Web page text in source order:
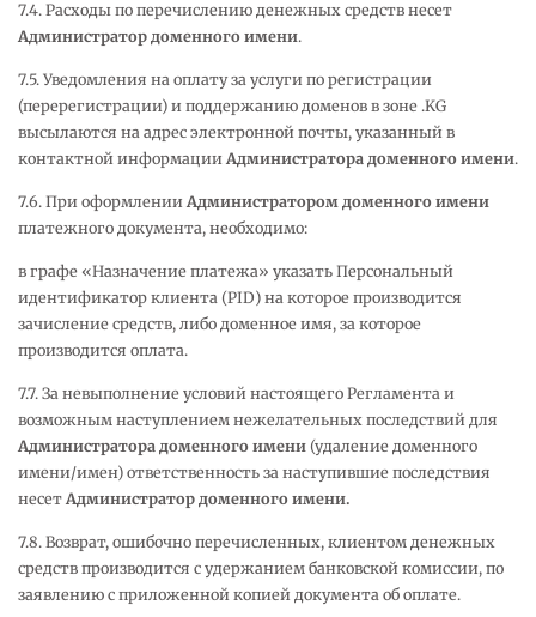
7.4. Расходы по перечислению денежных средств несет
Администратор доменного имени.
7.5. Уведомления на оплату за услуги по регистрации
(перерегистрации) и поддержанию доменов в зоне .KG
высылаются на адрес электронной почты, указанный в
контактной информации Администратора доменного имени.
7.6. При оформлении Администратором доменного имени
платежного документа, необходимо:
в графе «Назначение платежа» указать Персональный
идентификатор клиента (PID) на которое производится
зачисление средств, либо доменное имя, за которое
производится оплата.
7.7. За невыполнение условий настоящего Регламента и
возможным наступлением нежелательных последствий для
Администратора доменного имени (удаление доменного
имени/имен) ответственность за наступившие последствия
несет Администратор доменного имени.
7.8. Возврат, ошибочно перечисленных, клиентом денежных
средств производится с удержанием банковской комиссии, по
заявлению с приложенной копией документа об оплате.